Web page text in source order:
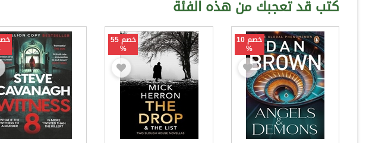
كتب قد تعجبك من هذه الفئة
خصم 10
%
خصم 55
%